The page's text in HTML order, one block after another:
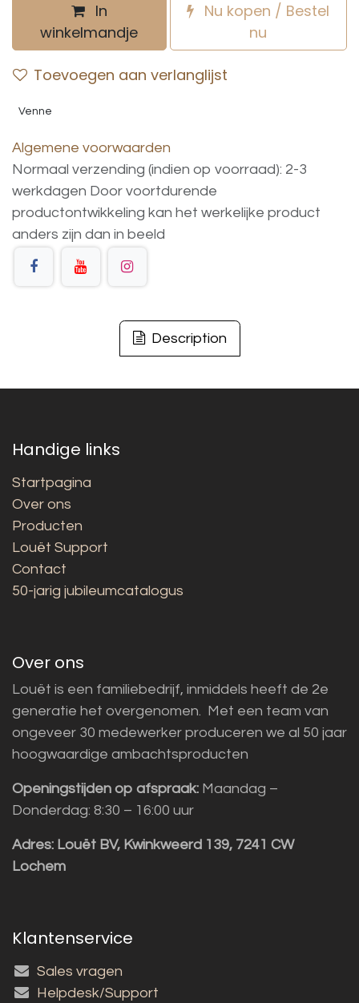
In
winkelmandje
Nu kopen / Bestel
nu
Toevoegen aan verlanglijst
Venne
Algemene voorwaarden
Normaal verzending (indien op voorraad): 2-3
werkdagen Door voortdurende
productontwikkeling kan het werkelijke product
anders zijn dan in beeld
Description
Handige links
Startpagina
Over ons
Producten
Louët Support
Contact
50-jarig jubileumcatalogus
Over ons
Louët is een familiebedrijf, inmiddels heeft de 2e
generatie het overgenomen. Met een team van
ongeveer 30 medewerker produceren we al 50 jaar
hoogwaardige ambachtsproducten
Openingstijden op afspraak: Maandag –
Donderdag: 8:30 – 16:00 uur
Adres: Louët BV, Kwinkweerd 139, 7241 CW
Lochem
Klantenservice
Sales vragen
Helpdesk/Support